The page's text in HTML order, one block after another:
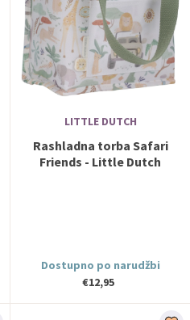
LITTLE DUTCH
Rashladna torba Safari
Friends - Little Dutch
Dostupno po narudžbi
€12,95